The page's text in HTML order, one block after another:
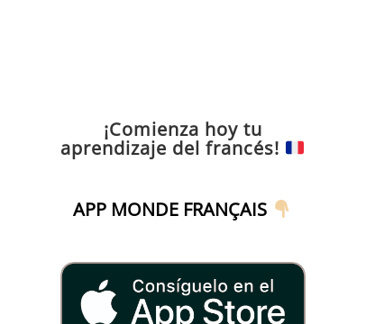
¡Comienza hoy tu
aprendizaje del francés!
APP MONDE FRANÇAIS